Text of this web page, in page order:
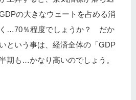
の大きなウェートを占める消
…70％程度でしょうか？ だか
という事は、経済全体の「GDP
期も…かなり高いのでしょう。